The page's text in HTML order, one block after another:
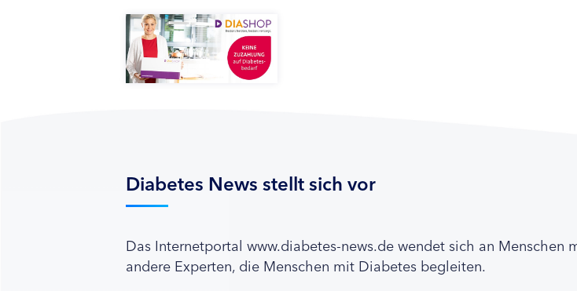
Diabetes News stellt sich vor
Das Internetportal www.diabetes-news.de wendet sich an
andere Experten, die Menschen mit Diabetes begleiten.